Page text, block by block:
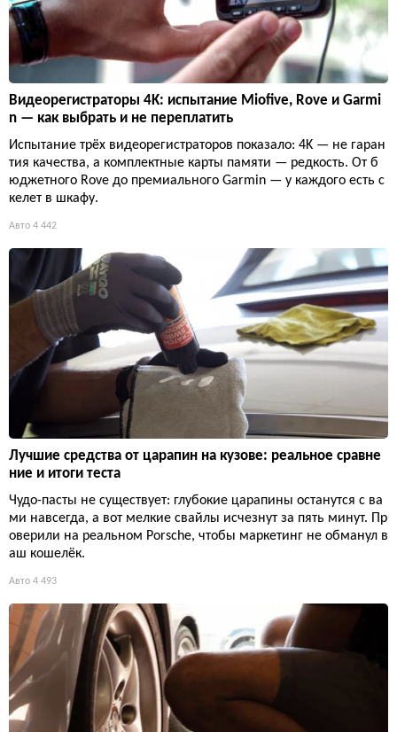
Видеорегистраторы 4K: испытание Miofive, Rove и Garmi
n — как выбрать и не переплатить
Испытание трёх видеорегистраторов показало: 4K — не гаран
тия качества, а комплектные карты памяти — редкость. От б
юджетного Rove до премиального Garmin — у каждого есть с
келет в шкафу.
Авто 4 442
Лучшие средства от царапин на кузове: реальное сравне
ние и итоги теста
Чудо-пасты не существует: глубокие царапины останутся с ва
ми навсегда, а вот мелкие свайлы исчезнут за пять минут. Пр
оверили на реальном Porsche, чтобы маркетинг не обманул в
аш кошелёк.
Авто 4 493